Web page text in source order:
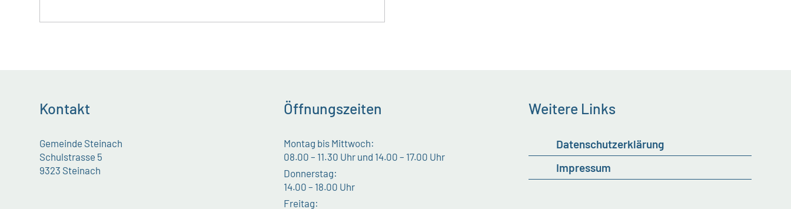
Kontakt
Gemeinde Steinach
Schulstrasse 5
9323 Steinach
Öffnungszeiten
Montag bis Mittwoch:
08.00 – 11.30 Uhr und 14.00 – 17.00 Uhr
Donnerstag:
14.00 – 18.00 Uhr
Freitag:
Weitere Links
Datenschutzerklärung
Impressum